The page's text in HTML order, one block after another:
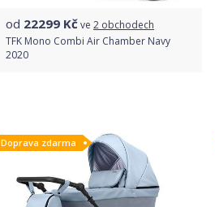
od 22299 Kčve 2 obchodech
TFK Mono Combi Air Chamber Navy
2020
Doprava zdarma